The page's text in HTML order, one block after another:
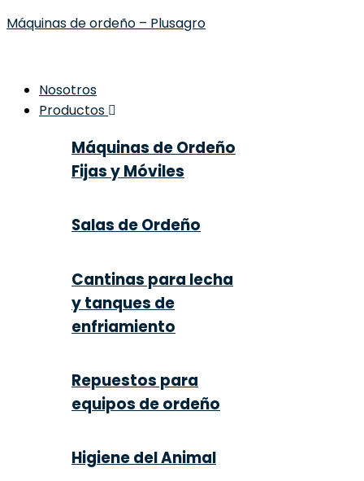
Máquinas de ordeño – Plusagro
Nosotros
Productos
Máquinas de Ordeño
Fijas y Móviles
Salas de Ordeño
Cantinas para lecha
y tanques de
enfriamiento
Repuestos para
equipos de ordeño
Higiene del Animal